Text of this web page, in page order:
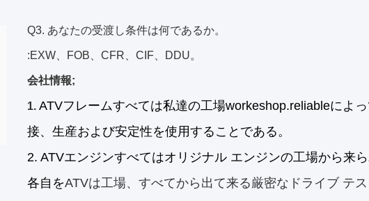
Q3. あなたの受渡し条件は何であるか。
:EXW、FOB、CFR、CIF、DDU。
会社情報;
1. ATVフレームすべては私達の工場workeshop.reliableによ
接、生産および安定性を使用することである。
2. ATVエンジンすべてはオリジナル エンジンの工場から来
各自をATVは工場、すべてから出て来る厳密なドライブ テ